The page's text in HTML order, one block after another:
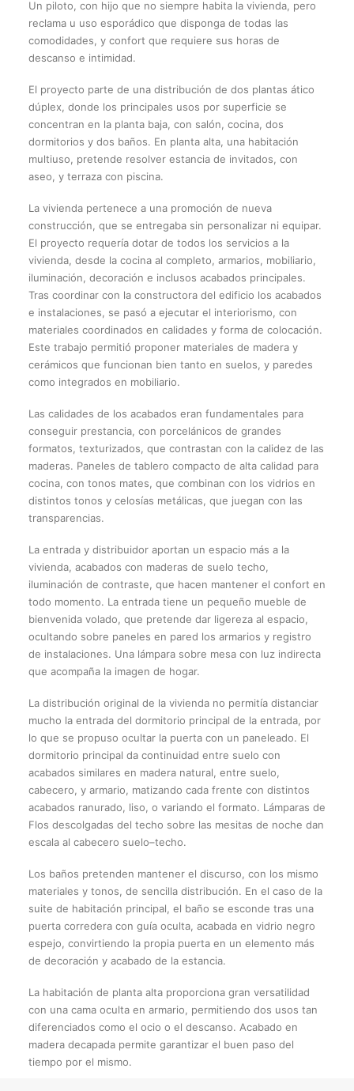
Un piloto, con hijo que no siempre habita la vivienda, pero
reclama u uso esporádico que disponga de todas las
comodidades, y confort que requiere sus horas de
descanso e intimidad.
El proyecto parte de una distribución de dos plantas ático
dúplex, donde los principales usos por superficie se
concentran en la planta baja, con salón, cocina, dos
dormitorios y dos baños. En planta alta, una habitación
multiuso, pretende resolver estancia de invitados, con
aseo, y terraza con piscina.
La vivienda pertenece a una promoción de nueva
construcción, que se entregaba sin personalizar ni equipar.
El proyecto requería dotar de todos los servicios a la
vivienda, desde la cocina al completo, armarios, mobiliario,
iluminación, decoración e inclusos acabados principales.
Tras coordinar con la constructora del edificio los acabados
e instalaciones, se pasó a ejecutar el interiorismo, con
materiales coordinados en calidades y forma de colocación.
Este trabajo permitió proponer materiales de madera y
cerámicos que funcionan bien tanto en suelos, y paredes
como integrados en mobiliario.
Las calidades de los acabados eran fundamentales para
conseguir prestancia, con porcelánicos de grandes
formatos, texturizados, que contrastan con la calidez de las
maderas. Paneles de tablero compacto de alta calidad para
cocina, con tonos mates, que combinan con los vidrios en
distintos tonos y celosías metálicas, que juegan con las
transparencias.
La entrada y distribuidor aportan un espacio más a la
vivienda, acabados con maderas de suelo techo,
iluminación de contraste, que hacen mantener el confort en
todo momento. La entrada tiene un pequeño mueble de
bienvenida volado, que pretende dar ligereza al espacio,
ocultando sobre paneles en pared los armarios y registro
de instalaciones. Una lámpara sobre mesa con luz indirecta
que acompaña la imagen de hogar.
La distribución original de la vivienda no permitía distanciar
mucho la entrada del dormitorio principal de la entrada, por
lo que se propuso ocultar la puerta con un paneleado. El
dormitorio principal da continuidad entre suelo con
acabados similares en madera natural, entre suelo,
cabecero, y armario, matizando cada frente con distintos
acabados ranurado, liso, o variando el formato. Lámparas de
Flos descolgadas del techo sobre las mesitas de noche dan
escala al cabecero suelo–techo.
Los baños pretenden mantener el discurso, con los mismo
materiales y tonos, de sencilla distribución. En el caso de la
suite de habitación principal, el baño se esconde tras una
puerta corredera con guía oculta, acabada en vidrio negro
espejo, convirtiendo la propia puerta en un elemento más
de decoración y acabado de la estancia.
La habitación de planta alta proporciona gran versatilidad
con una cama oculta en armario, permitiendo dos usos tan
diferenciados como el ocio o el descanso. Acabado en
madera decapada permite garantizar el buen paso del
tiempo por el mismo.